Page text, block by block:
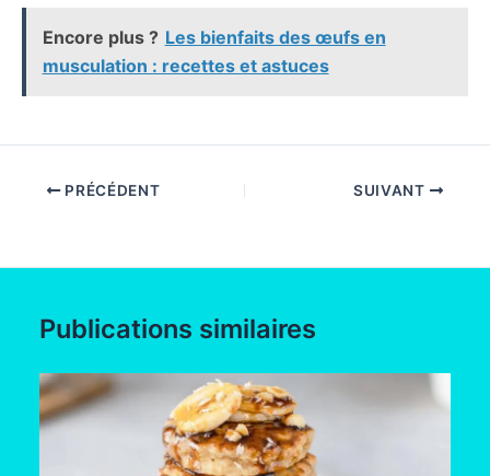
Encore plus ? Les bienfaits des œufs en
musculation : recettes et astuces
PRÉCÉDENT SUIVANT
Publications similaires